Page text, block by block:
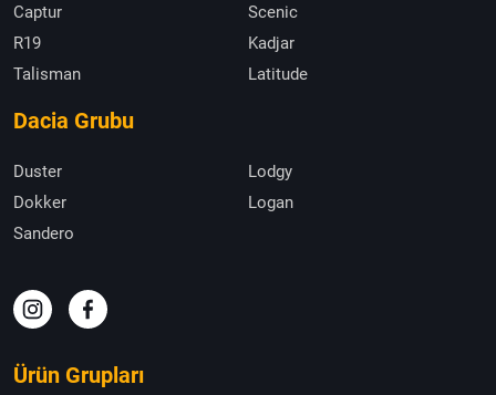
Captur
Scenic
R19
Kadjar
Talisman
Latitude
Dacia Grubu
Duster
Lodgy
Dokker
Logan
Sandero
Ürün Grupları